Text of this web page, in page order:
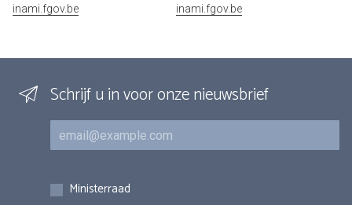
inami.fgov.be
inami.fgov.be
Schrijf u in voor onze nieuwsbrief
E-mail
Inschrijvingen
Ministerraad